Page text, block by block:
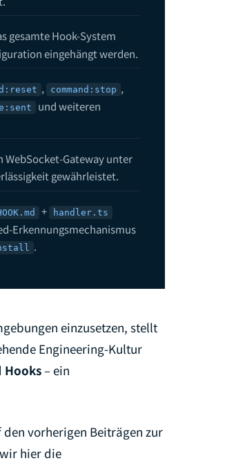
Leitfaden: ElevenLabs TTS und Whisper
gesamte Hook-System
eingehängt werden.
, command:stop ,
und weiteren
WebSocket-Gateway unter
gewährleistet.
+ handler.ts
Erkennungsmechanismus
.
einzusetzen, stellt
Engineering-Kultur
Hooks– ein
vorherigen Beiträgen zur
hier die